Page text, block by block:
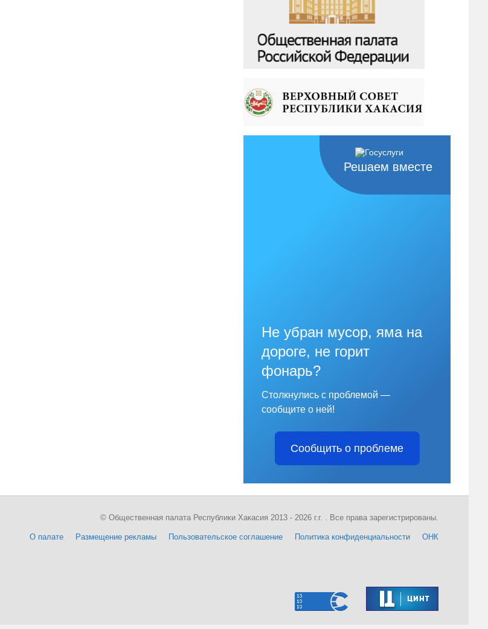
Решаем вместе
Не убран мусор, яма на
дороге, не горит
фонарь?
Столкнулись с проблемой —
сообщите о ней!
Сообщить о проблеме
О палате Размещение рекламы Пользовательское соглашение Политика конфиденциальности ОНК
© Общественная палата Республики Хакасия 2013 - 2026 г.г. . Все права зарегистрированы.